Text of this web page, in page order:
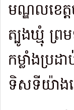
មណ្ឌលខេត្
ត្បូងឃ្មុំ ព្រ
កម្លាំងប្រដ
ទិសទីយ៉ាងច្